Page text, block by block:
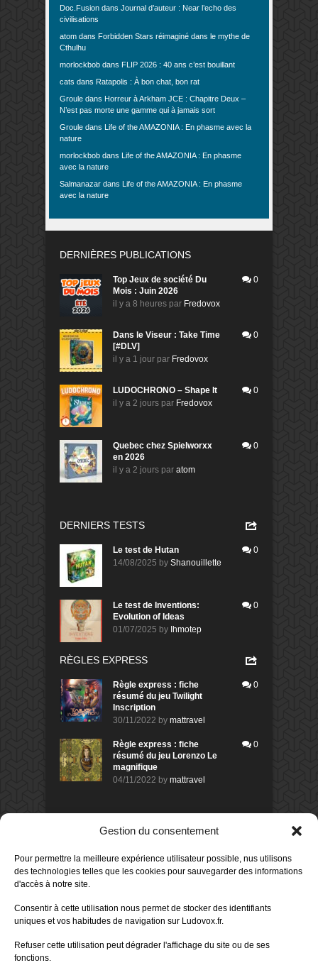
Gestion du consentement
Pour permettre la meilleure expérience utilisateur possible, nus utilisons
des technologies telles que les cookies pour sauvegarder des informations
d'accès à notre site.
Consentir à cette utilisation nous permet de stocker des identifiants
uniques et vos habitudes de navigation sur Ludovox.fr.
Refuser cette utilisation peut dégrader l'affichage du site ou de ses
fonctions.
Doc.Fusion dans Journal d’auteur : Near l’echo des
civilisations
atom dans Forbidden Stars réimaginé dans le mythe de
Cthulhu
morlockbob dans FLIP 2026 : 40 ans c’est bouillant
cats dans Ratapolis : À bon chat, bon rat
Groule dans Horreur à Arkham JCE : Chapitre Deux –
N’est pas morte une gamme qui à jamais sort
Groule dans Life of the AMAZONIA : En phasme avec la
nature
morlockbob dans Life of the AMAZONIA : En phasme
avec la nature
Salmanazar dans Life of the AMAZONIA : En phasme
avec la nature
DERNIÈRES PUBLICATIONS
Top Jeux de société Du
Mois : Juin 2026
il y a 8 heures par Fredovox
0
Dans le Viseur : Take Time
[#DLV]
il y a 1 jour par Fredovox
0
LUDOCHRONO – Shape It
il y a 2 jours par Fredovox
0
Quebec chez Spielworxx
en 2026
il y a 2 jours par atom
0
DERNIERS TESTS
Le test de Hutan
14/08/2025 by Shanouillette
0
Le test de Inventions:
Evolution of Ideas
01/07/2025 by Ihmotep
0
RÈGLES EXPRESS
Règle express : fiche
résumé du jeu Twilight
Inscription
30/11/2022 by mattravel
0
Règle express : fiche
résumé du jeu Lorenzo Le
magnifique
04/11/2022 by mattravel
0
DERNIERS AVIS DES MEMBRES
Avis de
Sur le jeu Collect!
il y a 1 jour
Avis demorlockbob
Sur le jeu Detective Box - Ciao
Publié leil y a 3 jours
80%